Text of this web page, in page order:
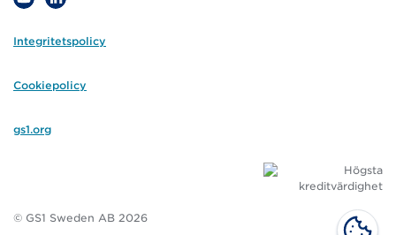
Integritetspolicy
Cookiepolicy
gs1.org
© GS1 Sweden AB 2026